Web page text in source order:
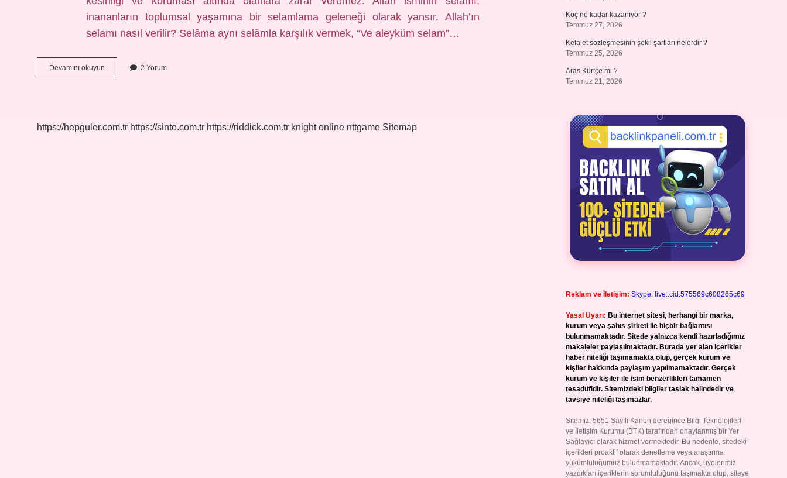
inananların toplumsal yaşamına bir selamlama geleneği olarak yansır. Allah’ın
selamı nasıl verilir? Selâma aynı selâmla karşılık vermek, “Ve aleyküm selam”…
Devamını okuyun
Allahın
2 Yorum
https://hepguler.com.tr https://sinto.com.tr https://riddick.com.tr knight online nttgame Sitemap
Koç ne kadar kazanıyor ?
Temmuz 27, 2026
Kefalet sözleşmesinin şekil şartları nelerdir ?
Temmuz 25, 2026
Aras Kürtçe mi ?
Temmuz 21, 2026
Reklam ve İletişim: Skype: live:.cid.575569c608265c69
Yasal Uyarı: Bu internet sitesi, herhangi bir marka,
kurum veya şahıs şirketi ile hiçbir bağlantısı
bulunmamaktadır. Sitede yalnızca kendi hazırladığımız
makaleler paylaşılmaktadır. Burada yer alan içerikler
haber niteliği taşımamakta olup, gerçek kurum ve
kişiler hakkında paylaşım yapılmamaktadır. Gerçek
kurum ve kişiler ile isim benzerlikleri tamamen
tesadüfidir. Sitemizdeki bilgiler taslak halindedir ve
tavsiye niteliği taşımazlar.
Sitemiz, 5651 Sayılı Kanun gereğince Bilgi Teknolojileri
ve İletişim Kurumu (BTK) tarafından onaylanmış bir Yer
Sağlayıcı olarak hizmet vermektedir. Bu nedenle, sitedeki
içerikleri proaktif olarak denetleme veya araştırma
yükümlülüğümüz bulunmamaktadır. Ancak, üyelerimiz
yazdıkları içeriklerin sorumluluğunu taşımakta olup, siteye